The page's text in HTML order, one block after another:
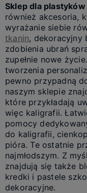
Sklep dla plastyków
również akcesoria,
wyrażanie siebie
tkanin, dekoracyjny
zdobienia ubrań
zupełnie nowe
tworzenia
pewno przypadną
naszym sklepie
które przykładają
więc kaligrafii.
pomocy
do kaligrafii,
pióra. Te ostatnie
najmłodszym. Z
znajdują się także
kredki i pastele
dekoracyjne.